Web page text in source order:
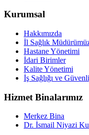
Kurumsal
Hakkımızda
İl Sağlık
Hastane Yönetimi
İdari Birimler
Kalite Yönetimi
İş Sağlığı ve
Hizmet Binalarımız
Merkez Bina
Dr. İsmail Niyazi